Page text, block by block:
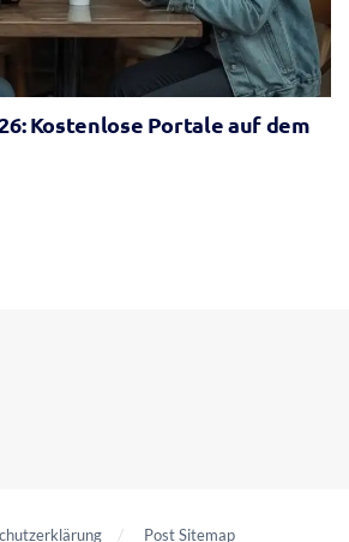
Kostenlose Portale auf dem
Post Sitemap